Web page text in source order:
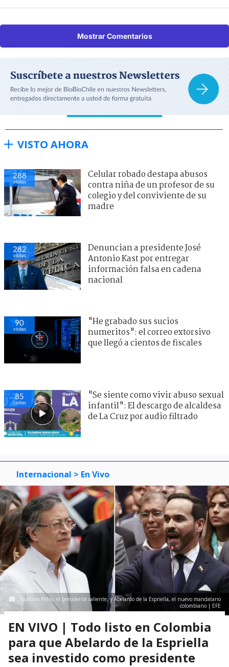
Mostrar Comentarios
VISTO AHORA
288
visitas
Celular robado destapa abusos
contra niña de un profesor de su
colegio y del conviviente de su
madre
282
visitas
Denuncian a presidente José
Antonio Kast por entregar
información falsa en cadena
nacional
90
visitas
"He grabado sus sucios
numeritos": el correo extorsivo
que llegó a cientos de fiscales
85
visitas
"Se siente como vivir abuso sexual
infantil": El descargo de alcaldesa
de La Cruz por audio filtrado
Internacional > En Vivo
Gustavo Petro, el presidente saliente, y Abelardo de la Espriella, el nuevo mandatario
colombiano | EFE
EN VIVO | Todo listo en Colombia
para que Abelardo de la Espriella
sea investido como presidente